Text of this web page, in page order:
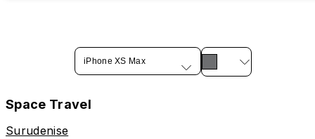
iPhone XS Max
Space Travel
Surudenise